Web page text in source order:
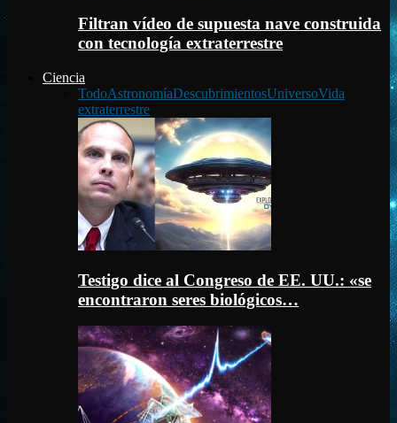
Filtran vídeo de supuesta nave construida
con tecnología extraterrestre
Ciencia
TodoAstronomíaDescubrimientosUniversoVida
extraterrestre
Testigo dice al Congreso de EE. UU.: «se
encontraron seres biológicos…